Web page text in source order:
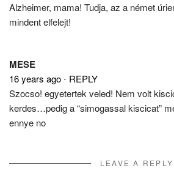
Alzheimer, mama! Tudja, az a német
mindent elfelejt!
MESE
16 years ago ⋅ REPLY
Szocso! egyetertek veled! Nem volt
kerdes…pedig a “simogassal kiscicat”
ennye no
LEAVE A REPLY